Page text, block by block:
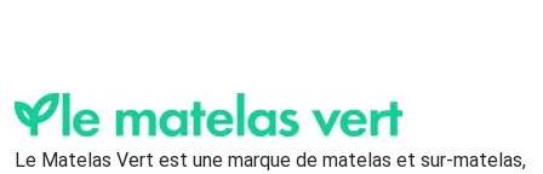
Le Matelas Vert est une marque de matelas et sur-matelas,